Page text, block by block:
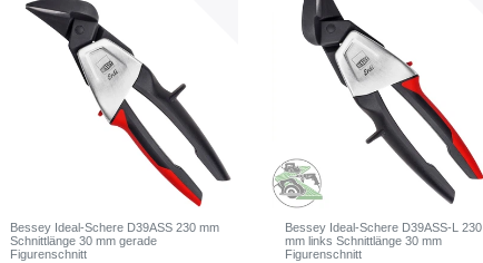
Bessey Ideal-Schere D39ASS 230 mm
Schnittlänge 30 mm gerade
Figurenschnitt
Bessey Ideal-Schere D39ASS-L 230
mm links Schnittlänge 30 mm
Figurenschnitt